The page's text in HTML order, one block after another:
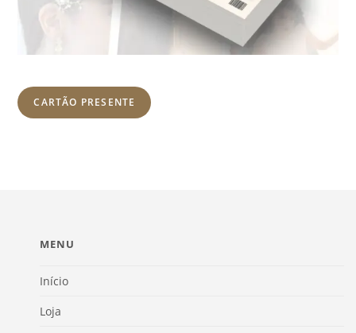
CARTÃO PRESENTE
MENU
Início
Loja